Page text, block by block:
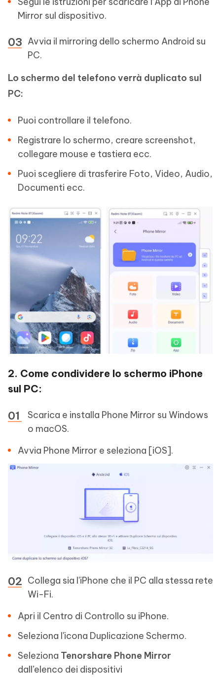
Mirror sul dispositivo.
Avvia il mirroring dello schermo Android su
PC.
Lo schermo del telefono verrà duplicato sul
PC:
Puoi controllare il telefono.
Registrare lo schermo, creare screenshot,
collegare mouse e tastiera ecc.
Puoi scegliere di trasferire Foto, Video, Audio,
Documenti ecc.
2. Come condividere lo schermo iPhone
sul PC:
Scarica e installa Phone Mirror su Windows
o macOS.
Avvia Phone Mirror e seleziona [iOS].
Collega sia l'iPhone che il PC alla stessa rete
Wi-Fi.
Apri il Centro di Controllo su iPhone.
Seleziona l'icona Duplicazione Schermo.
Seleziona Tenorshare Phone Mirror
dall’elenco dei dispositivi